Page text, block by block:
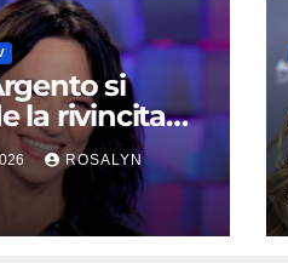
si
la rivincita
premio
«Mi
e
ROSALYN